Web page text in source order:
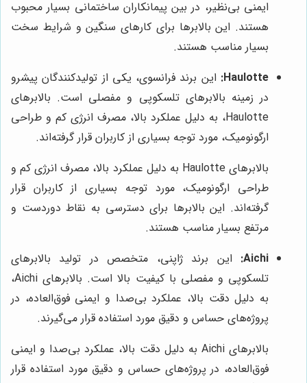
ایمنی بی‌نظیر، در بین پیمانکاران ساختمانی بسیار محبوب
هستند. این بالابرها برای کارهای سنگین و شرایط سخت
بسیار مناسب هستند.
Haulotte: این برند فرانسوی، یکی از تولیدکنندگان پیشرو
در زمینه بالابرهای تلسکوپی و مفصلی است. بالابرهای
Haulotte، به دلیل عملکرد بالا، مصرف انرژی کم و طراحی
ارگونومیک، مورد توجه بسیاری از کاربران قرار گرفته‌اند.
بالابرهای Haulotte به دلیل عملکرد بالا، مصرف انرژی کم و
طراحی ارگونومیک، مورد توجه بسیاری از کاربران قرار
گرفته‌اند. این بالابرها برای دسترسی به نقاط دوردست و
مرتفع بسیار مناسب هستند.
Aichi:
این برند ژاپنی، متخصص در تولید بالابرهای
تلسکوپی و مفصلی با کیفیت بالا است. بالابرهای Aichi،
به دلیل دقت بالا، عملکرد بی‌صدا و ایمنی فوق‌العاده، در
پروژه‌های حساس و دقیق مورد استفاده قرار می‌گیرند.
بالابرهای Aichi به دلیل دقت بالا، عملکرد بی‌صدا و ایمنی
فوق‌العاده، در پروژه‌های حساس و دقیق مورد استفاده قرار